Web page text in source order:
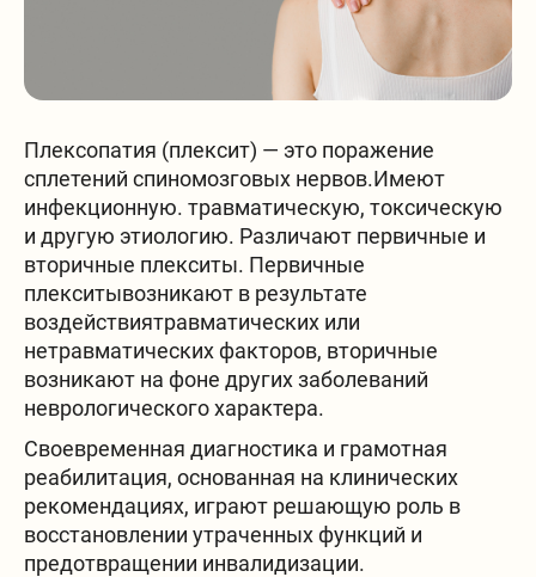
Онлайн бронь
Заявка на бронь
Плексопатия (плексит) — это поражение
сплетений спиномозговых нервов.Имеют
инфекционную. травматическую, токсическую
и другую этиологию. Различают первичные и
вторичные плекситы. Первичные
плекситывозникают в результате
воздействиятравматических или
нетравматических факторов, вторичные
возникают на фоне других заболеваний
неврологического характера.
Своевременная диагностика и грамотная
реабилитация, основанная на клинических
рекомендациях, играют решающую роль в
восстановлении утраченных функций и
предотвращении инвалидизации.